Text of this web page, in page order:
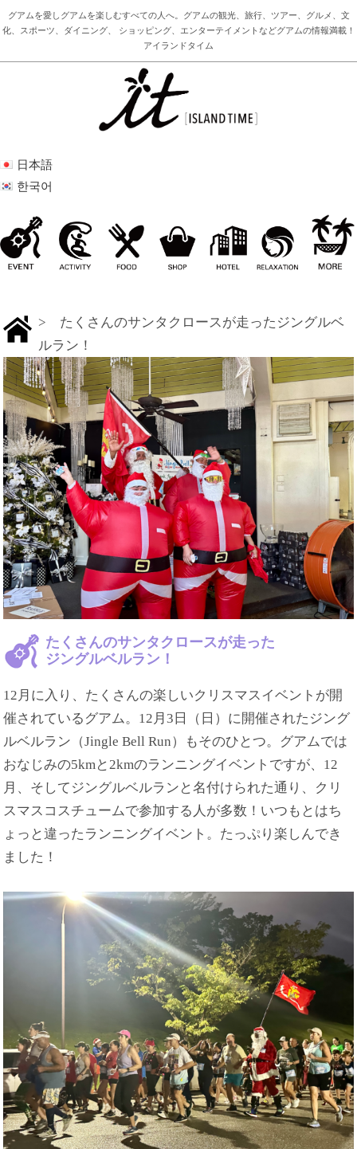
グアムを愛しグアムを楽しむすべての人へ。グアムの観光、旅行、ツアー、グルメ、文
化、スポーツ、ダイニング、 ショッピング、エンターテイメントなどグアムの情報満載！
アイランドタイム
日本語
한국어
> たくさんのサンタクロースが走ったジングルベ
ルラン！
たくさんのサンタクロースが走った
ジングルベルラン！
12月に入り、たくさんの楽しいクリスマスイベントが開
催されているグアム。12月3日（日）に開催されたジング
ルベルラン（Jingle Bell Run）もそのひとつ。グアムでは
おなじみの5kmと2kmのランニングイベントですが、12
月、そしてジングルベルランと名付けられた通り、クリ
スマスコスチュームで参加する人が多数！いつもとはち
ょっと違ったランニングイベント。たっぷり楽しんでき
ました！